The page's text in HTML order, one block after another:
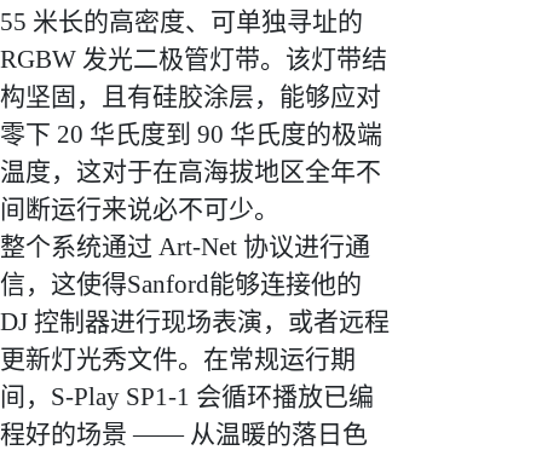
55 米长的高密度、可单独寻址的
RGBW 发光二极管灯带。该灯带结
构坚固，且有硅胶涂层，能够应对
零下 20 华氏度到 90 华氏度的极端
温度，这对于在高海拔地区全年不
间断运行来说必不可少。
整个系统通过 Art-Net 协议进行通
信，这使得Sanford能够连接他的
DJ 控制器进行现场表演，或者远程
更新灯光秀文件。在常规运行期
间，S-Play SP1-1 会循环播放已编
程好的场景 —— 从温暖的落日色